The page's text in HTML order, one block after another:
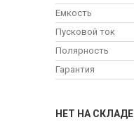
Емкость
Пусковой ток
Полярность
Гарантия
НЕТ НА СКЛАДЕ